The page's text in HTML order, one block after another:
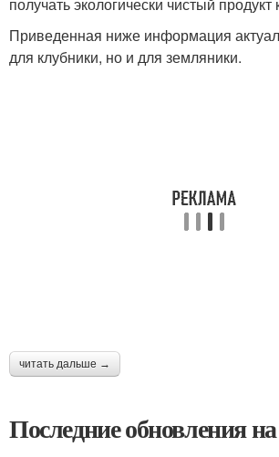
получать экологически чистый продукт
Приведенная ниже информация
для клубники, но и для земляники.
читать дальше →
Последние обновления